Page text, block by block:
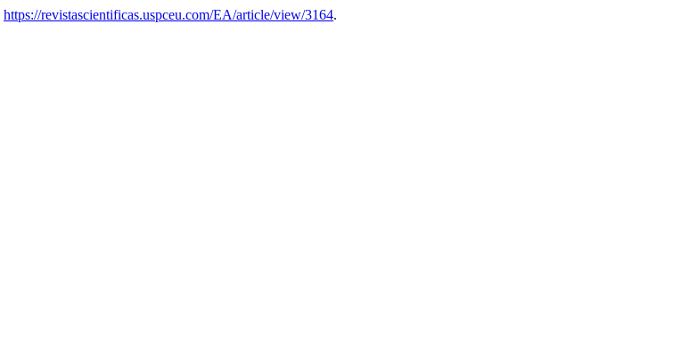
https://revistascientificas.uspceu.com/EA/article/view/3164.